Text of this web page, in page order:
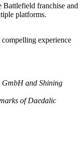
franchise and
platforms.
experience
and Shining
of Daedalic